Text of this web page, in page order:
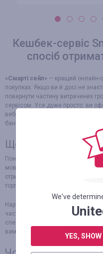
Кешбек-сервіс
спосіб
«Смарті сейл» — кращий онлайн-
покупках. Якщо ви й досі не
повернути частину витрачених
сервісом. Усе дуже просто: ви
веб-портал, а потім повертаєте
банківську картку та переводите
Що таке кешбек
Поняття
з’явилось у
мови, буквально перекладається
отримували тільки власники
торгівлі сприяв тому, що це
Наразі кожен, хто купує щось в
частину витрачених грошей. Але
спеціальним
вам повернуть частину
We've
YES,